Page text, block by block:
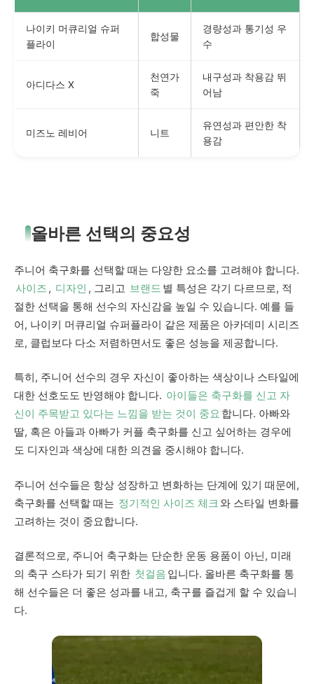
나이키 머큐리얼 슈퍼
플라이
합성물
경량성과 통기성 우
수
아디다스 X
천연가
죽
내구성과 착용감 뛰
어남
미즈노 레비어 니트
유연성과 편안한 착
용감
올바른 선택의 중요성
주니어 축구화를 선택할 때는 다양한 요소를 고려해야 합니다.
사이즈 , 디자인 , 그리고 브랜드 별 특성은 각기 다르므로, 적
절한 선택을 통해 선수의 자신감을 높일 수 있습니다. 예를 들
어, 나이키 머큐리얼 슈퍼플라이 같은 제품은 아카데미 시리즈
로, 클럽보다 다소 저렴하면서도 좋은 성능을 제공합니다.
특히, 주니어 선수의 경우 자신이 좋아하는 색상이나 스타일에
대한 선호도도 반영해야 합니다. 아이들은 축구화를 신고 자
신이 주목받고 있다는 느낌을 받는 것이 중요 합니다. 아빠와
딸, 혹은 아들과 아빠가 커플 축구화를 신고 싶어하는 경우에
도 디자인과 색상에 대한 의견을 중시해야 합니다.
주니어 선수들은 항상 성장하고 변화하는 단계에 있기 때문에,
축구화를 선택할 때는 정기적인 사이즈 체크와 스타일 변화를
고려하는 것이 중요합니다.
결론적으로, 주니어 축구화는 단순한 운동 용품이 아닌, 미래
의 축구 스타가 되기 위한 첫걸음 입니다. 올바른 축구화를 통
해 선수들은 더 좋은 성과를 내고, 축구를 즐겁게 할 수 있습니
다.